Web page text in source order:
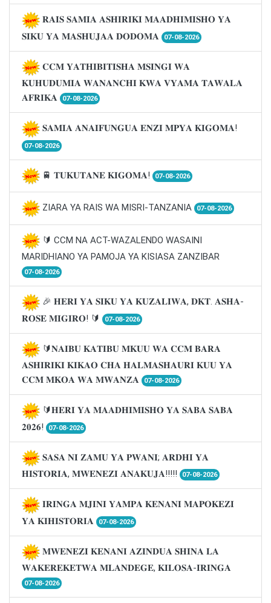
𝐑𝐀𝐈𝐒 𝐒𝐀𝐌𝐈𝐀 𝐀𝐒𝐇𝐈𝐑𝐈𝐊𝐈 𝐌𝐀𝐀𝐃𝐇𝐈𝐌𝐈𝐒𝐇𝐎 𝐘𝐀
𝐒𝐈𝐊𝐔 𝐘𝐀 𝐌𝐀𝐒𝐇𝐔𝐉𝐀𝐀 𝐃𝐎𝐃𝐎𝐌𝐀
07-08-2026
𝐂𝐂𝐌 𝐘𝐀𝐓𝐇𝐈𝐁𝐈𝐓𝐈𝐒𝐇𝐀 𝐌𝐒𝐈𝐍𝐆𝐈 𝐖𝐀
𝐊𝐔𝐇𝐔𝐃𝐔𝐌𝐈𝐀 𝐖𝐀𝐍𝐀𝐍𝐂𝐇𝐈 𝐊𝐖𝐀 𝐕𝐘𝐀𝐌𝐀 𝐓𝐀𝐖𝐀𝐋𝐀
𝐀𝐅𝐑𝐈𝐊𝐀
07-08-2026
𝐒𝐀𝐌𝐈𝐀 𝐀𝐍𝐀𝐈𝐅𝐔𝐍𝐆𝐔𝐀 𝐄𝐍𝐙𝐈 𝐌𝐏𝐘𝐀 𝐊𝐈𝐆𝐎𝐌𝐀!
07-08-2026
🚆 𝐓𝐔𝐊𝐔𝐓𝐀𝐍𝐄 𝐊𝐈𝐆𝐎𝐌𝐀! 07-08-2026
ZIARA YA RAIS WA MISRI-TANZANIA 07-08-2026
🔰 CCM NA ACT-WAZALENDO WASAINI
MARIDHIANO YA PAMOJA YA KISIASA ZANZIBAR
07-08-2026
🎉 𝐇𝐄𝐑𝐈 𝐘𝐀 𝐒𝐈𝐊𝐔 𝐘𝐀 𝐊𝐔𝐙𝐀𝐋𝐈𝐖𝐀, 𝐃𝐊𝐓. 𝐀𝐒𝐇𝐀-
𝐑𝐎𝐒𝐄 𝐌𝐈𝐆𝐈𝐑𝐎! 🔰
07-08-2026
🔰𝐍𝐀𝐈𝐁𝐔 𝐊𝐀𝐓𝐈𝐁𝐔 𝐌𝐊𝐔𝐔 𝐖𝐀 𝐂𝐂𝐌 𝐁𝐀𝐑𝐀
𝐀𝐒𝐇𝐈𝐑𝐈𝐊𝐈 𝐊𝐈𝐊𝐀𝐎 𝐂𝐇𝐀 𝐇𝐀𝐋𝐌𝐀𝐒𝐇𝐀𝐔𝐑𝐈 𝐊𝐔𝐔 𝐘𝐀
𝐂𝐂𝐌 𝐌𝐊𝐎𝐀 𝐖𝐀 𝐌𝐖𝐀𝐍𝐙𝐀
07-08-2026
🔰𝐇𝐄𝐑𝐈 𝐘𝐀 𝐌𝐀𝐀𝐃𝐇𝐈𝐌𝐈𝐒𝐇𝐎 𝐘𝐀 𝐒𝐀𝐁𝐀 𝐒𝐀𝐁𝐀
𝟐𝟎𝟐𝟔!
07-08-2026
𝐒𝐀𝐒𝐀 𝐍𝐈 𝐙𝐀𝐌𝐔 𝐘𝐀 𝐏𝐖𝐀𝐍𝐈; 𝐀𝐑𝐃𝐇𝐈 𝐘𝐀
𝐇𝐈𝐒𝐓𝐎𝐑𝐈𝐀, 𝐌𝐖𝐄𝐍𝐄𝐙𝐈 𝐀𝐍𝐀𝐊𝐔𝐉𝐀!!!!!
07-08-2026
𝐈𝐑𝐈𝐍𝐆𝐀 𝐌𝐉𝐈𝐍𝐈 𝐘𝐀𝐌𝐏𝐀 𝐊𝐄𝐍𝐀𝐍𝐈 𝐌𝐀𝐏𝐎𝐊𝐄𝐙𝐈
𝐘𝐀 𝐊𝐈𝐇𝐈𝐒𝐓𝐎𝐑𝐈𝐀
07-08-2026
𝐌𝐖𝐄𝐍𝐄𝐙𝐈 𝐊𝐄𝐍𝐀𝐍𝐈 𝐀𝐙𝐈𝐍𝐃𝐔𝐀 𝐒𝐇𝐈𝐍𝐀 𝐋𝐀
𝐖𝐀𝐊𝐄𝐑𝐄𝐊𝐄𝐓𝐖𝐀 𝐌𝐋𝐀𝐍𝐃𝐄𝐆𝐄, 𝐊𝐈𝐋𝐎𝐒𝐀-𝐈𝐑𝐈𝐍𝐆𝐀
07-08-2026